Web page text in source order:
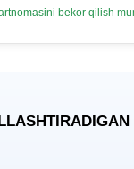
bekor qilish